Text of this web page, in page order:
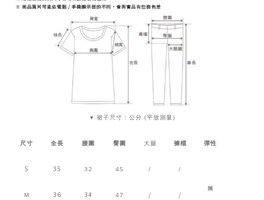
▼ 裙子尺寸：公分 (平放測量)
尺寸 全長 腰圍 臀圍 大腿 褲檔 彈性
S
M
35
36
32
34
45
47
/
/
/
/
無